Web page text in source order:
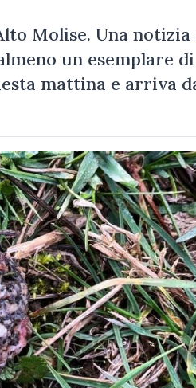
Molise. Una notizia
un esemplare
mattina e arriva